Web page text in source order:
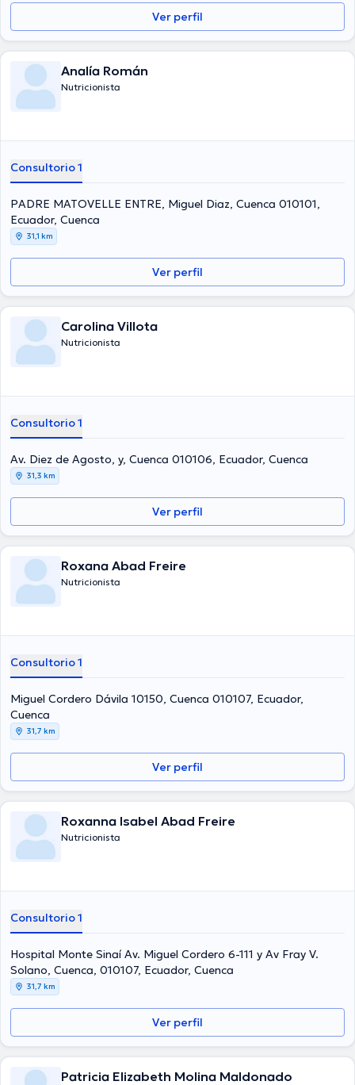
Ver perfil
Analía Román
Nutricionista
Consultorio 1
PADRE MATOVELLE ENTRE, Miguel Diaz, Cuenca 010101,
Ecuador, Cuenca
31,1 km
Ver perfil
Carolina Villota
Nutricionista
Consultorio 1
Av. Diez de Agosto, y, Cuenca 010106, Ecuador, Cuenca
31,3 km
Ver perfil
Roxana Abad Freire
Nutricionista
Consultorio 1
Miguel Cordero Dávila 10150, Cuenca 010107, Ecuador,
Cuenca
31,7 km
Ver perfil
Roxanna Isabel Abad Freire
Nutricionista
Consultorio 1
Hospital Monte Sinaí Av. Miguel Cordero 6-111 y Av Fray V.
Solano, Cuenca, 010107, Ecuador, Cuenca
31,7 km
Ver perfil
Patricia Elizabeth Molina Maldonado